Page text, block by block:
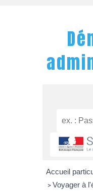
Accueil
> Voyager à